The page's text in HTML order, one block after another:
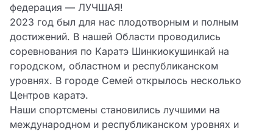
федерация — ЛУЧШАЯ!
2023 год был для нас плодотворным и полным
достижений. В нашей Области проводились
соревнования по Каратэ Шинкиокушинкай на
городском, областном и республиканском
уровнях. В городе Семей открылось несколько
Центров каратэ.
Наши спортсмены становились лучшими на
международном и республиканском уровнях и